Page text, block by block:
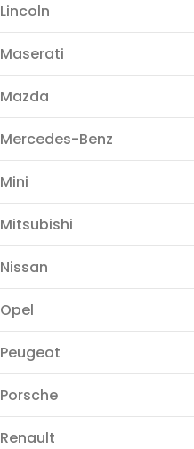
Lincoln
Maserati
Mazda
Mercedes-Benz
Mini
Mitsubishi
Nissan
Opel
Peugeot
Porsche
Renault